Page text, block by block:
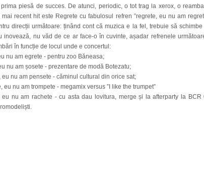
piesă de succes. De atunci, periodic, o tot trag la xerox, o
recent hit este Regrete cu fabulosul refren ”regrete, eu nu am
direcții următoare: ținând cont că muzica e la fel, trebuie să
inovează, nu văd de ce ar face-o în cuvinte, așadar refrenele
în funcție de locul unde e concertul:
nu am egrete - pentru zoo Băneasa;
nu am șosete - prezentare de modă Botezatu;
eu nu am pensete - căminul cultural din orice sat;
eu nu am trompete - megamix versus ”I like the trumpet”
eu nu am rachete - cu asta dau lovitura, merge și la afterparty la BCR